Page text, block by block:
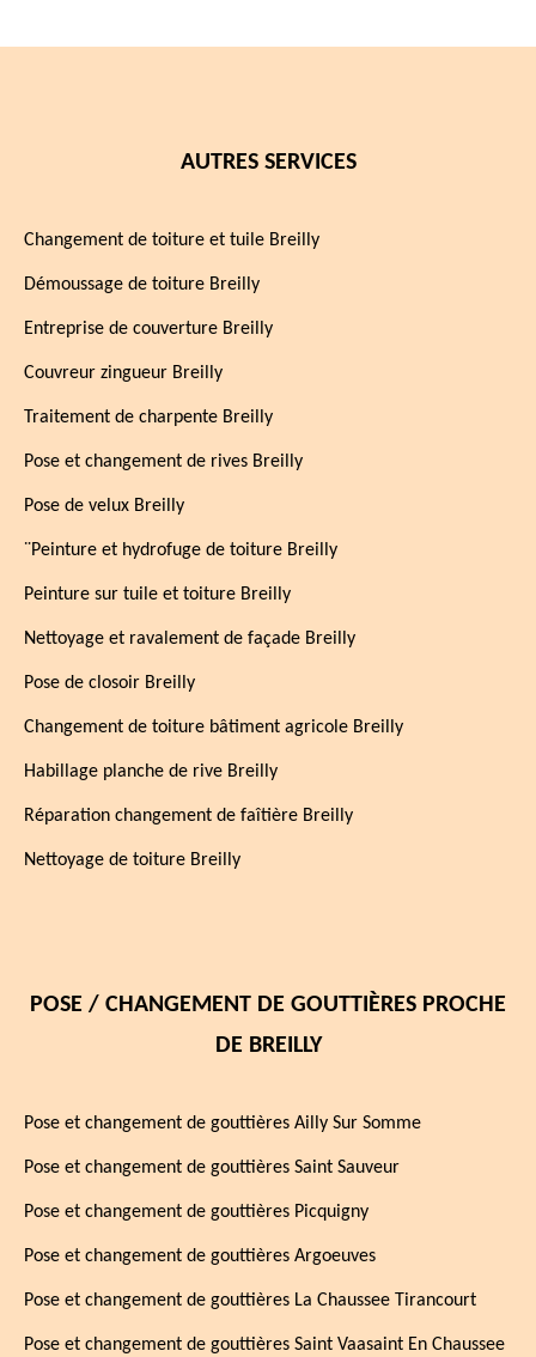
AUTRES SERVICES
Changement de toiture et tuile Breilly
Démoussage de toiture Breilly
Entreprise de couverture Breilly
Couvreur zingueur Breilly
Traitement de charpente Breilly
Pose et changement de rives Breilly
Pose de velux Breilly
¨Peinture et hydrofuge de toiture Breilly
Peinture sur tuile et toiture Breilly
Nettoyage et ravalement de façade Breilly
Pose de closoir Breilly
Changement de toiture bâtiment agricole Breilly
Habillage planche de rive Breilly
Réparation changement de faîtière Breilly
Nettoyage de toiture Breilly
POSE / CHANGEMENT DE GOUTTIÈRES PROCHE
DE BREILLY
Pose et changement de gouttières Ailly Sur Somme
Pose et changement de gouttières Saint Sauveur
Pose et changement de gouttières Picquigny
Pose et changement de gouttières Argoeuves
Pose et changement de gouttières La Chaussee Tirancourt
Pose et changement de gouttières Saint Vaasaint En Chaussee